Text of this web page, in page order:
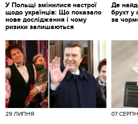
У Польщі змінилися настрої
щодо українців: Що показало
нове дослідження і чому
ризики залишаються
Де
брухт у
за
29 ЛИПНЯ 07